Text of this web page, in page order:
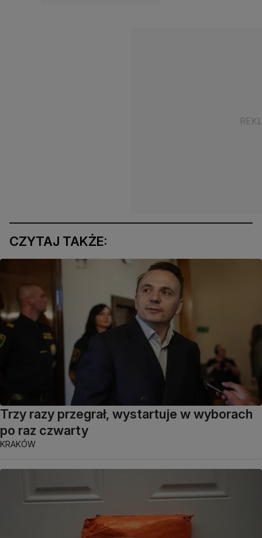
CZYTAJ TAKŻE:
Trzy razy przegrał, wystartuje w wyborach
po raz czwarty
KRAKÓW